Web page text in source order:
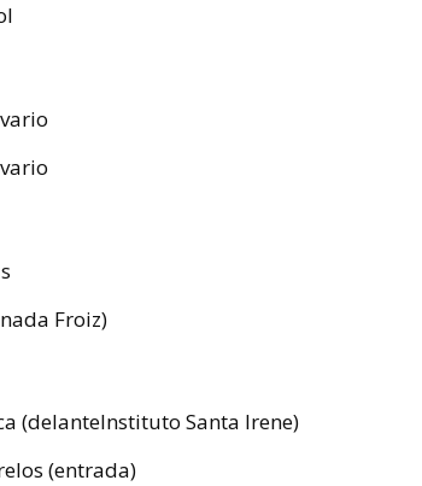
Froiz)
(delanteInstituto Santa Irene)
(entrada)